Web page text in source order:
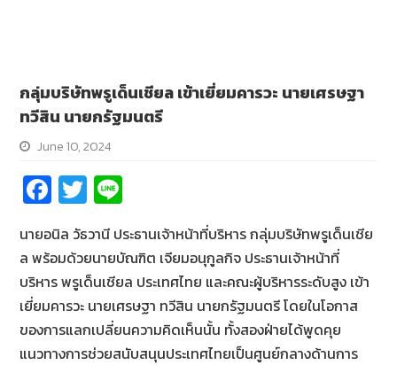
กลุ่มบริษัทพรูเด็นเชียล เข้าเยี่ยมคารวะ นายเศรษฐา
ทวีสิน นายกรัฐมนตรี
June 10, 2024
Fa
ce
b
o
o
k
T
wi
tt
er
e
นายอนิล วัธวานี ประธานเจ้าหน้าที่บริหาร กลุ่มบริษัทพรูเด็นเชีย
ล พร้อมด้วยนายบัณฑิต เจียมอนุกูลกิจ ประธานเจ้าหน้าที่
บริหาร พรูเด็นเชียล ประเทศไทย และคณะผู้บริหารระดับสูง เข้า
เยี่ยมคารวะ นายเศรษฐา ทวีสิน นายกรัฐมนตรี โดยในโอกาส
ของการแลกเปลี่ยนความคิดเห็นนั้น ทั้งสองฝ่ายได้พูดคุย
แนวทางการช่วยสนับสนุนประเทศไทยเป็นศูนย์กลางด้านการ